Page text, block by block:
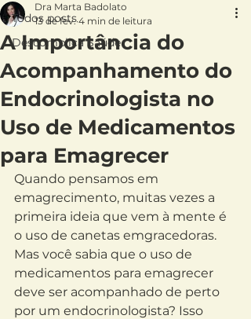
Todos posts
Descomplica Saúde
A Importância do
Acompanhamento do
Endocrinologista no
Uso de Medicamentos
para Emagrecer
Dra Marta Badolato
13 de fev. 4 min de leitura
Quando pensamos em
emagrecimento, muitas vezes a
primeira ideia que vem à mente é
o uso de canetas emgracedoras.
Mas você sabia que o uso de
medicamentos para emagrecer
deve ser acompanhado de perto
por um endocrinologista? Isso